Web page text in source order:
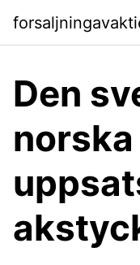
Den